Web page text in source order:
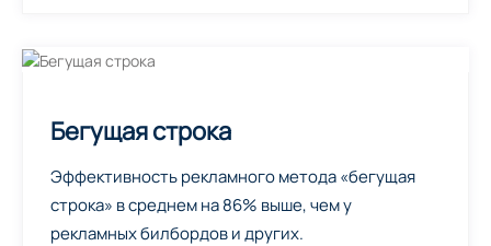
Бегущая строка
Эффективность рекламного метода «бегущая
строка» в среднем на 86% выше, чем у
рекламных билбордов и других.